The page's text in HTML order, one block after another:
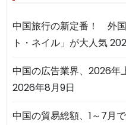
中国旅行の新定番！ 外
ト・ネイル」が大人気
中国の広告業界、2026年
2026年8月9日
中国の貿易総額、1～7月